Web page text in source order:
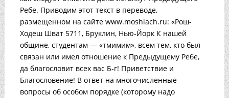
Ребе. Приводим этот текст в переводе,
размещенном на сайте www.moshiach.ru: «Рош-
Ходеш Шват 5711, Бруклин, Нью-Йорк К нашей
общине, студентам — «тмимим», всем тем, кто был
связан или имел отношение к Предыдущему Ребе,
да благословит всех вас Б-г! Приветствие и
Благословение! В ответ на многочисленные
вопросы об особом порядке (которому надо